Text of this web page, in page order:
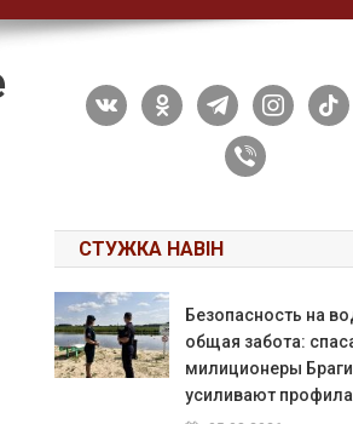
vkontakteodnoklassniki
telegraminstagram
tiktok
viber
СТУЖКА НАВІН
Безопасность на
общая забота:
милиционеры
усиливают